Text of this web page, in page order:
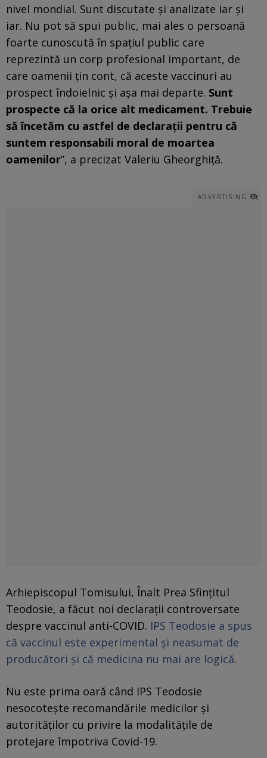
nivel mondial. Sunt discutate și analizate iar și
iar. Nu pot să spui public, mai ales o persoană
foarte cunoscută în spațiul public care
reprezintă un corp profesional important, de
care oamenii țin cont, că aceste vaccinuri au
prospect îndoielnic și așa mai departe. Sunt
prospecte că la orice alt medicament. Trebuie
să încetăm cu astfel de declarații pentru că
suntem responsabili moral de moartea
oamenilor”, a precizat Valeriu Gheorghiță.
ADVERTISING
Arhiepiscopul Tomisului, Înalt Prea Sfinţitul
Teodosie, a făcut noi declaraţii controversate
despre vaccinul anti-COVID. IPS Teodosie a spus
că vaccinul este experimental și neasumat de
producători și că medicina nu mai are logică.
Nu este prima oară când IPS Teodosie
nesocotește recomandările medicilor și
autorităților cu privire la modalitățile de
protejare împotriva Covid-19.